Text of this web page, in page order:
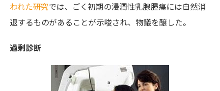
われた研究では、ごく初期の浸潤性乳腺腫瘍には自然消
退するものがあることが示唆され、物議を醸した。
過剰診断